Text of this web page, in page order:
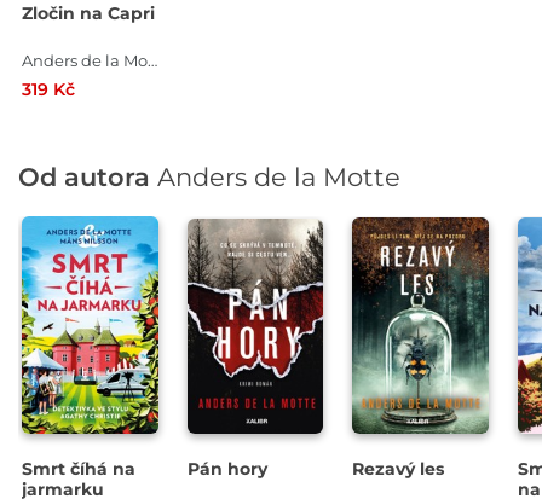
Zločin na Capri
Anders de la Motte , Anette de la Motte
319 Kč
Od autora Anders de la Motte
Smrt číhá na
jarmarku
Pán hory Rezavý les